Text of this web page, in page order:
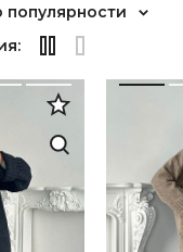
популярности